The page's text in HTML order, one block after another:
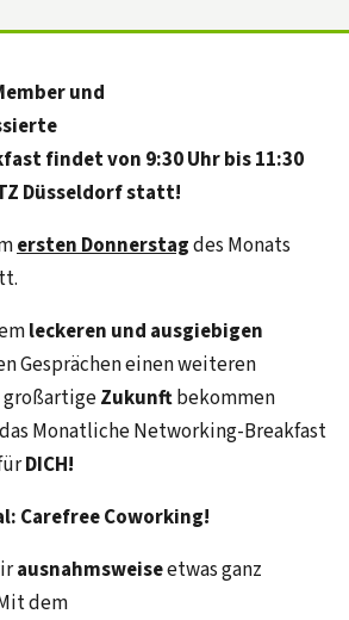
und
findet von 9:30 Uhr bis 11:30
Düsseldorf statt!
ersten Donnerstagdes Monats
leckeren und ausgiebigen
Gesprächen einen weiteren
Zukunftbekommen
Monatliche Networking-Breakfast
DICH!
Carefree Coworking!
ausnahmsweiseetwas ganz
dem